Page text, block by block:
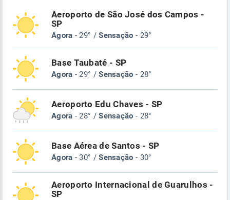
Aeroporto de São José dos Campos -
SP
Agora - 29° /Sensação - 29°
Base Taubaté - SP
Agora - 29° /Sensação - 28°
Aeroporto Edu Chaves - SP
Agora - 28° /Sensação - 28°
Base Aérea de Santos - SP
Agora - 30° /Sensação - 30°
Aeroporto Internacional de Guarulhos -
SP